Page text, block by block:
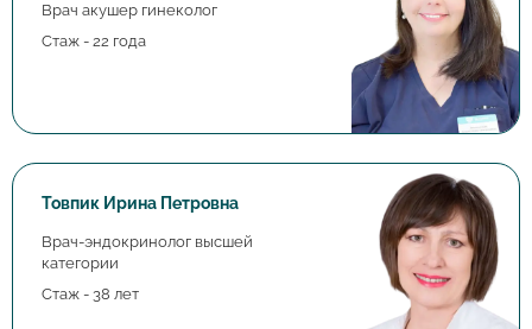
Врач акушер гинеколог
Стаж - 22 года
Товпик Ирина Петровна
Врач-эндокринолог высшей
категории
Стаж - 38 лет